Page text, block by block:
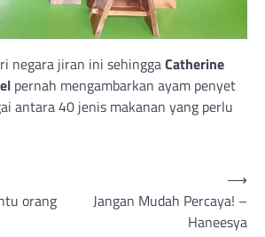
negara jiran ini sehinggaCatherine
pernah mengambarkan ayam penyet
antara 40 jenis makanan yang perlu
orang
Jangan Mudah Percaya! –
Haneesya
⟶